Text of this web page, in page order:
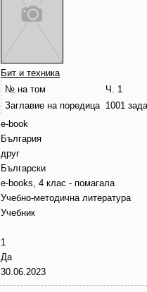
Бит и техника
№ на том
Ч. 1
Заглавие на поредица 1001
e-book
България
друг
Български
e-books, 4 клас - помагала
Учебно-методична литература
Учебник
1
Да
30.06.2023